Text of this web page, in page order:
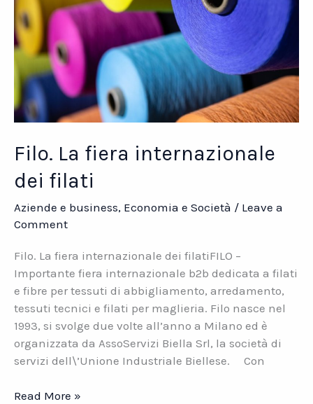
Filo. La fiera internazionale
dei filati
Aziende e business, Economia e Società / Leave a
Comment
Filo. La fiera internazionale dei filatiFILO –
Importante fiera internazionale b2b dedicata a filati
e fibre per tessuti di abbigliamento, arredamento,
tessuti tecnici e filati per maglieria. Filo nasce nel
1993, si svolge due volte all’anno a Milano ed è
organizzata da AssoServizi Biella Srl, la società di
servizi dell\’Unione Industriale Biellese. Con
Filo.
Read More »